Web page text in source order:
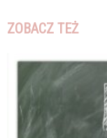
ZOBACZ TEŻ